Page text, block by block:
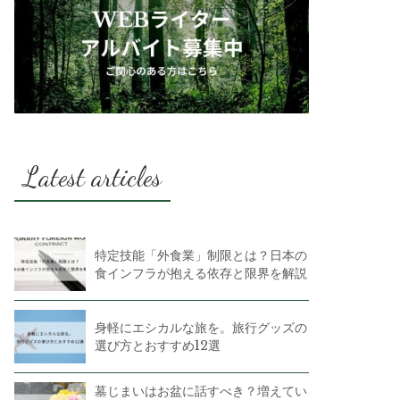
Latest articles
特定技能「外食業」制限とは？日本の
食インフラが抱える依存と限界を解説
身軽にエシカルな旅を。旅行グッズの
選び方とおすすめ12選
墓じまいはお盆に話すべき？増えてい